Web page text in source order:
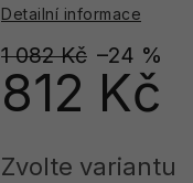
1 082 Kč –24 %
812 Kč
cena:
Zvolte variantu
Detailní informace